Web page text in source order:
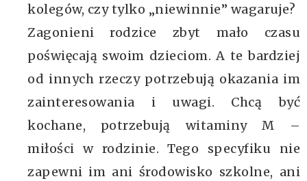
kolegów, czy tylko „niewinnie” wagaruje?
Zagonieni rodzice zbyt mało czasu
poświęcają swoim dzieciom. A te bardziej
od innych rzeczy potrzebują okazania im
zainteresowania i uwagi. Chcą być
kochane, potrzebują witaminy M –
miłości w rodzinie. Tego specyfiku nie
zapewni im ani środowisko szkolne, ani